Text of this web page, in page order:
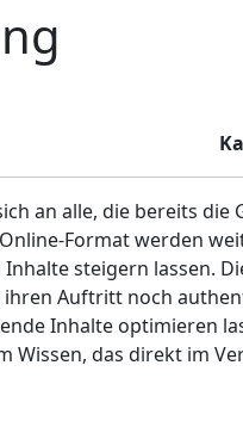
an alle, die bereits
Format werden
steigern lassen.
Auftritt noch
Inhalte optimieren
das direkt im